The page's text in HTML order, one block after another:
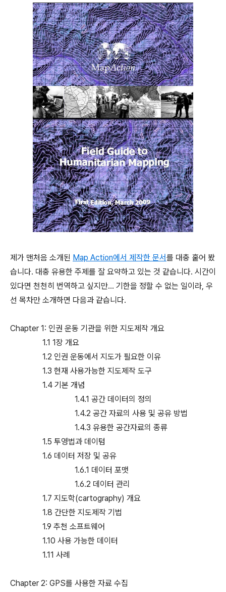
제가 맨처음 소개된 Map Action에서 제작한 문서를 대충 훝어 봤
습니다. 대충 유용한 주제를 잘 요약하고 있는 것 같습니다. 시간이
있다면 천천히 번역하고 싶지만... 기한을 정할 수 없는 일이라, 우
선 목차만 소개하면 다음과 같습니다.
Chapter 1: 인권 운동 기관을 위한 지도제작 개요
1.1 1장 개요
1.2 인권 운동에서 지도가 필요한 이유
1.3 현재 사용가능한 지도제작 도구
1.4 기본 개념
1.4.1 공간 데이터의 정의
1.4.2 공간 자료의 사용 및 공유 방법
1.4.3 유용한 공간자료의 종류
1.5 투영법과 데이텀
1.6 데이터 저장 및 공유
1.6.1 데이터 포맷
1.6.2 데이터 관리
1.7 지도학(cartography) 개요
1.8 간단한 지도제작 기법
1.9 추천 소프트웨어
1.10 사용 가능한 데이터
1.11 사례
Chapter 2: GPS를 사용한 자료 수집